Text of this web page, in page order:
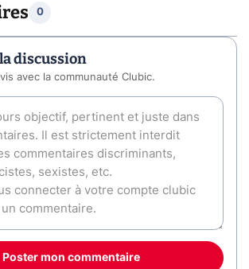
0
discussion
avec la communauté Clubic.
Poster mon commentaire